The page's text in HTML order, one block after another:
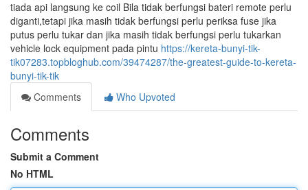
tiada api langsung ke coil Bila tidak berfungsi bateri remote perlu
diganti,tetapi jika masih tidak berfungsi perlu periksa fuse jika
putus perlu tukar dan jika masih tidak berfungsi perlu tukarkan
vehicle lock equipment pada pintu https://kereta-bunyi-tik-
tik07283.topbloghub.com/39474287/the-greatest-guide-to-kereta-
bunyi-tik-tik
Comments
Who Upvoted
Comments
Submit a Comment
No HTML